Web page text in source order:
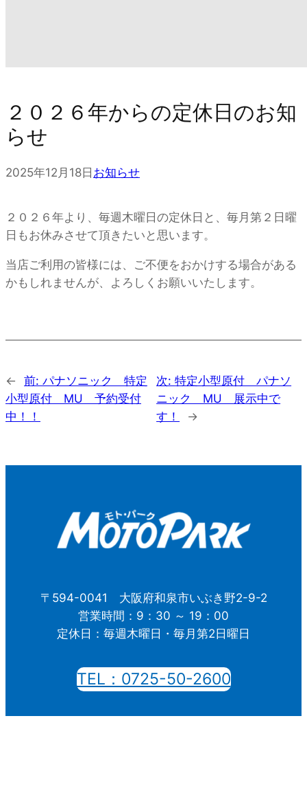
２０２６年からの定休日のお知
らせ
2025年12月18日 お知らせ
２０２６年より、毎週木曜日の定休日と、毎月第２日曜
日もお休みさせて頂きたいと思います。
当店ご利用の皆様には、ご不便をおかけする場合がある
かもしれませんが、よろしくお願いいたします。
← 前: パナソニック 特定
小型原付 MU 予約受付
中！！
次:特定小型原付 パナソ
ニック MU 展示中で
す！
→
〒594-0041 大阪府和泉市いぶき野2-9-2
営業時間：9：30 ～ 19：00
定休日：毎週木曜日・毎月第2日曜日
TEL：0725-50-2600